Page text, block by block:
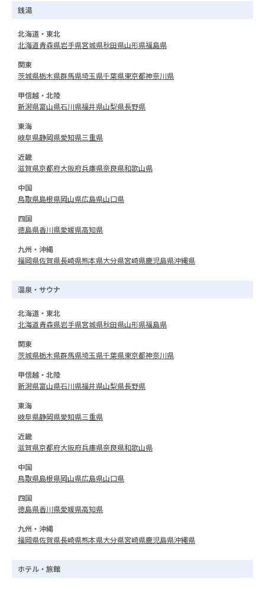
銭湯
北海道・東北
北海道青森県岩手県宮城県秋田県山形県福島県
関東
茨城県栃木県群馬県埼玉県千葉県東京都神奈川県
甲信越・北陸
新潟県富山県石川県福井県山梨県長野県
東海
岐阜県静岡県愛知県三重県
近畿
滋賀県京都府大阪府兵庫県奈良県和歌山県
中国
鳥取県島根県岡山県広島県山口県
四国
徳島県香川県愛媛県高知県
九州・沖縄
福岡県佐賀県長崎県熊本県大分県宮崎県鹿児島県沖縄県
温泉・サウナ
北海道・東北
北海道青森県岩手県宮城県秋田県山形県福島県
関東
茨城県栃木県群馬県埼玉県千葉県東京都神奈川県
甲信越・北陸
新潟県富山県石川県福井県山梨県長野県
東海
岐阜県静岡県愛知県三重県
近畿
滋賀県京都府大阪府兵庫県奈良県和歌山県
中国
鳥取県島根県岡山県広島県山口県
四国
徳島県香川県愛媛県高知県
九州・沖縄
福岡県佐賀県長崎県熊本県大分県宮崎県鹿児島県沖縄県
ホテル・旅館